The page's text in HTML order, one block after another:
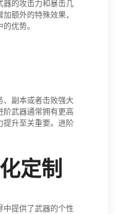
器的攻击力和暴击几
额外的特殊效果，
优势。
、副本或者击败强大
阶武器通常拥有更高
提升至关重要。进阶
定制
中提供了武器的个性